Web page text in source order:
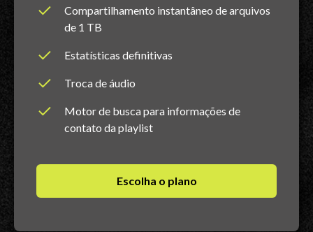
Compartilhamento instantâneo de arquivos
de 1 TB
Estatísticas definitivas
Troca de áudio
Motor de busca para informações de
contato da playlist
Escolha o plano